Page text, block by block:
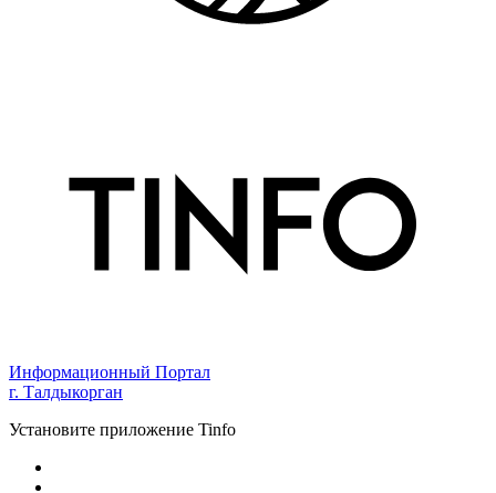
Информационный Портал
г. Талдыкорган
Установите приложение Tinfo